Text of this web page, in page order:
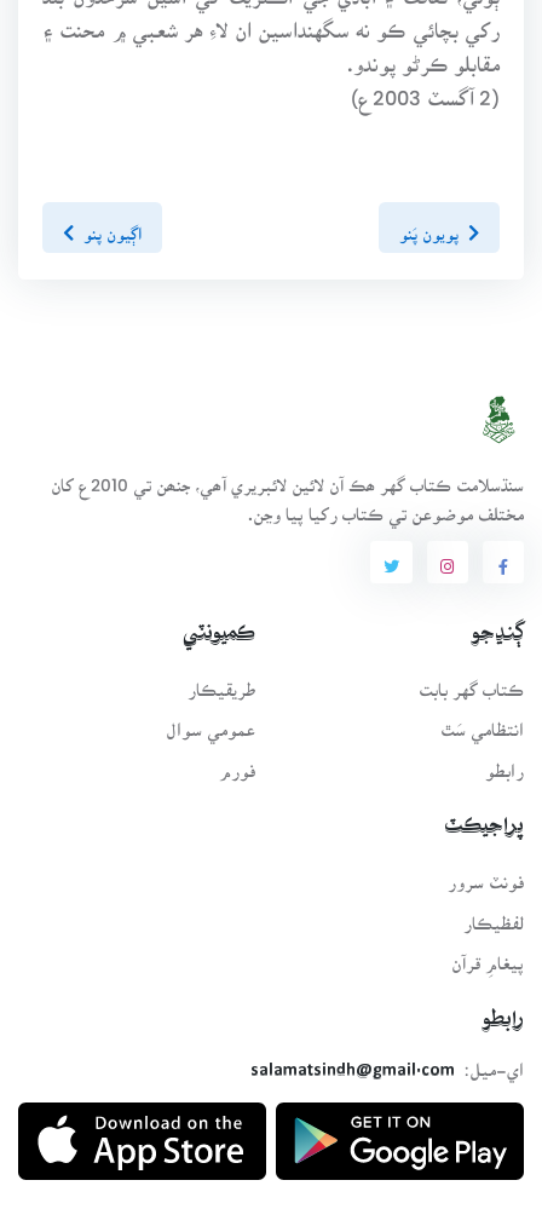
رکي بچائي ڪو نه سگهنداسين ان لاءِ هر شعبي ۾ محنت ۽
مقابلو ڪرڻو پوندو.
(2 آگسٽ 2003ع)
اڳيون پنو
سنڌسلامت ڪتاب گهر ھڪ آن لائين لائبريري آھي، جنھن تي 2010ع کان
مختلف موضوعن تي ڪتاب رکيا پيا وڃن.
ڳنڍجو
ڪتاب گهر بابت
انتظامي سَٿ
رابطو
ڪميونٽي
طريقيڪار
عمومي سوال
فورم
پراجيڪٽ
فونٽ سرور
لفظيڪار
پيغامِ قرآن
رابطو
اي-ميل:
salamatsindh@gmail.com